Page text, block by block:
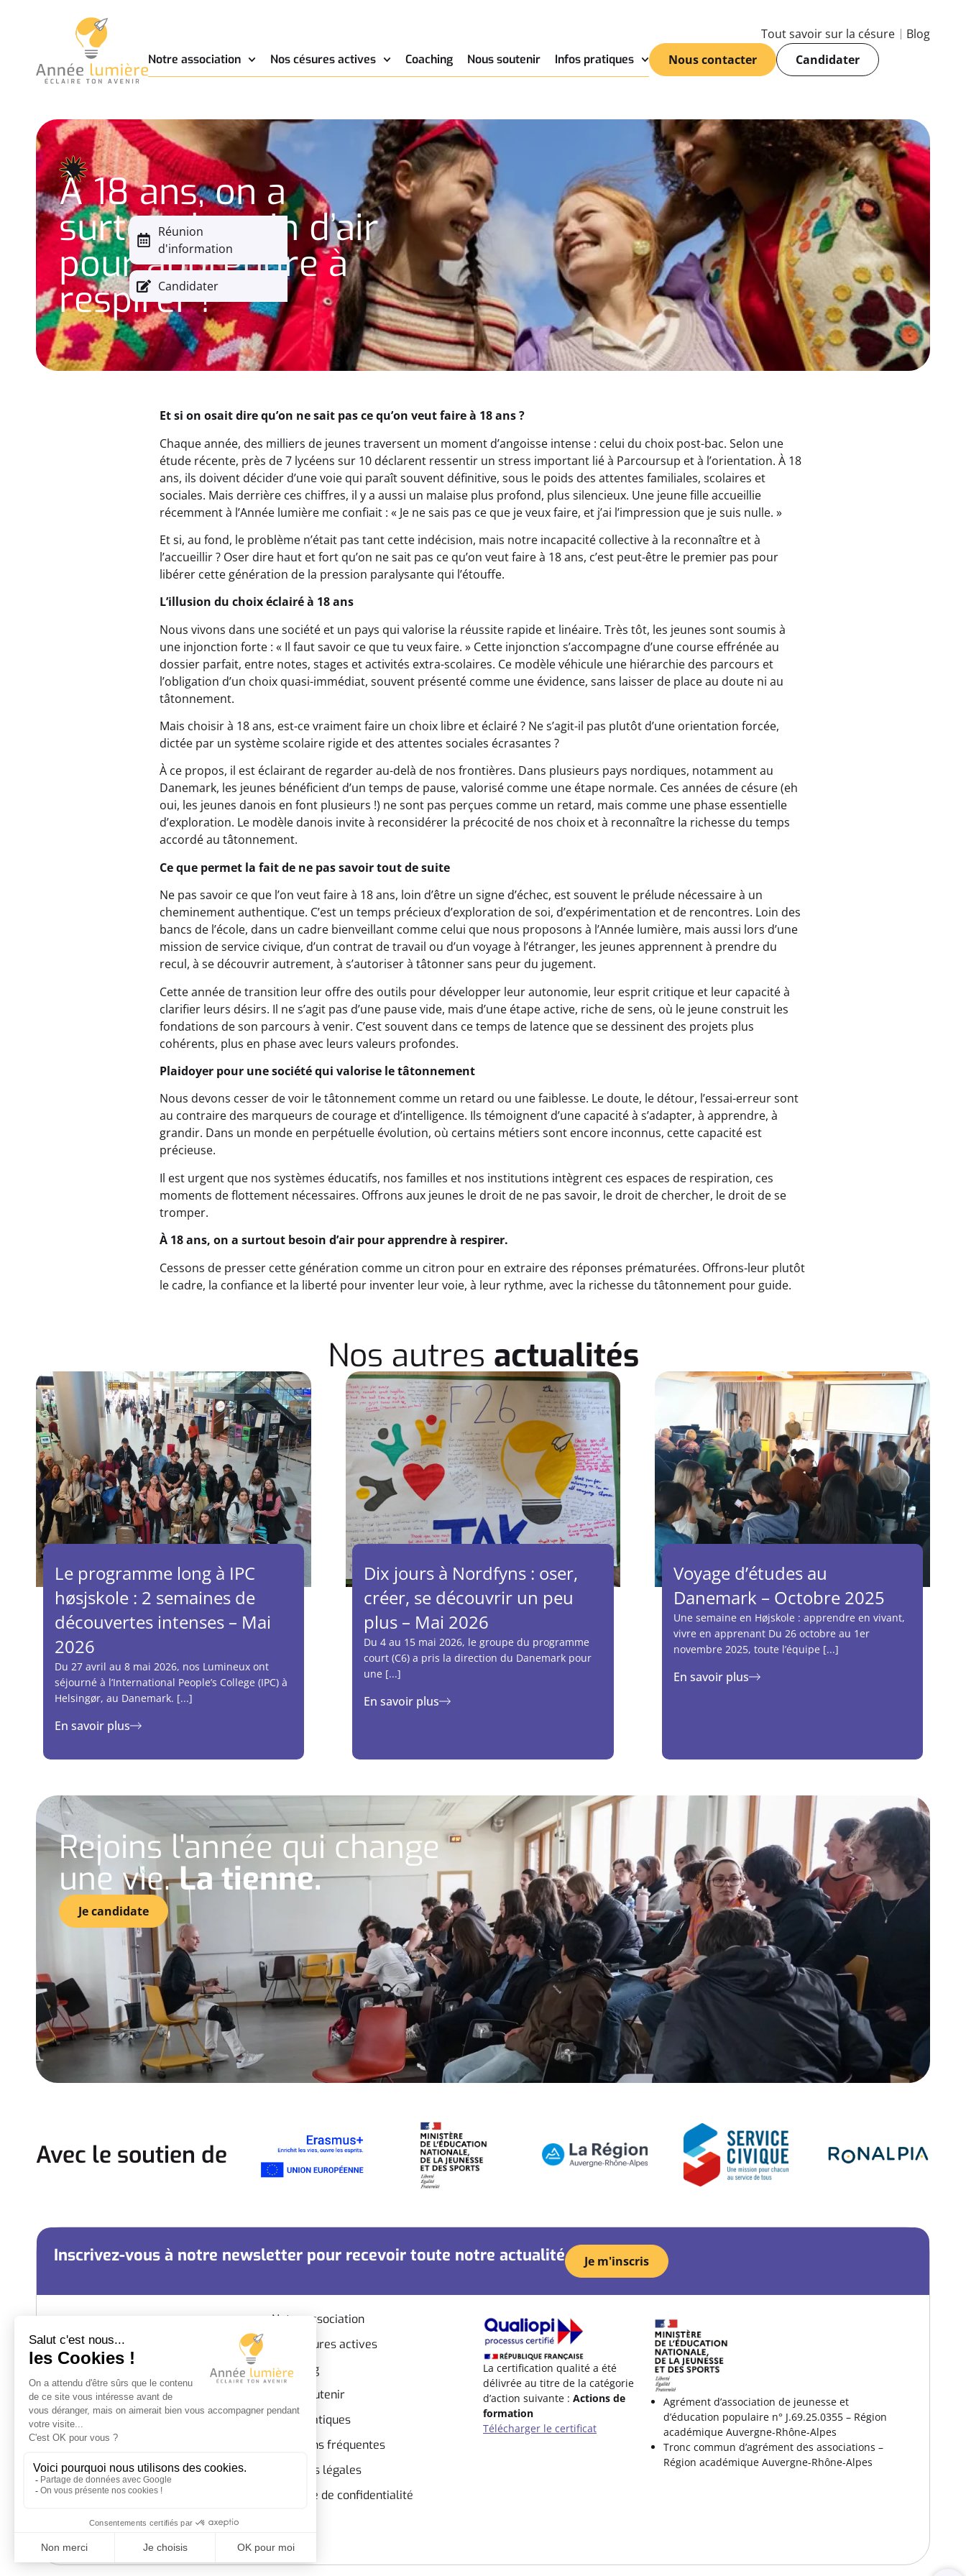
Tout savoir sur la césure Blog
Notre association Nos césures actives Coaching Nous soutenir Infos pratiques Nous contacter Candidater
Réunion
d'information
Candidater
À 18 ans, on a
surtout besoin d’air
pour apprendre à
respirer !
Et si on osait dire qu’on ne sait pas ce qu’on veut faire à 18 ans ?
Chaque année, des milliers de jeunes traversent un moment d’angoisse intense : celui du choix post-bac. Selon une
étude récente, près de 7 lycéens sur 10 déclarent ressentir un stress important lié à Parcoursup et à l’orientation. À 18
ans, ils doivent décider d’une voie qui paraît souvent définitive, sous le poids des attentes familiales, scolaires et
sociales. Mais derrière ces chiffres, il y a aussi un malaise plus profond, plus silencieux. Une jeune fille accueillie
récemment à l’Année lumière me confiait : « Je ne sais pas ce que je veux faire, et j’ai l’impression que je suis nulle. »
Et si, au fond, le problème n’était pas tant cette indécision, mais notre incapacité collective à la reconnaître et à
l’accueillir ? Oser dire haut et fort qu’on ne sait pas ce qu’on veut faire à 18 ans, c’est peut-être le premier pas pour
libérer cette génération de la pression paralysante qui l’étouffe.
L’illusion du choix éclairé à 18 ans
Nous vivons dans une société et un pays qui valorise la réussite rapide et linéaire. Très tôt, les jeunes sont soumis à
une injonction forte : « Il faut savoir ce que tu veux faire. » Cette injonction s’accompagne d’une course effrénée au
dossier parfait, entre notes, stages et activités extra-scolaires. Ce modèle véhicule une hiérarchie des parcours et
l’obligation d’un choix quasi-immédiat, souvent présenté comme une évidence, sans laisser de place au doute ni au
tâtonnement.
Mais choisir à 18 ans, est-ce vraiment faire un choix libre et éclairé ? Ne s’agit-il pas plutôt d’une orientation forcée,
dictée par un système scolaire rigide et des attentes sociales écrasantes ?
À ce propos, il est éclairant de regarder au-delà de nos frontières. Dans plusieurs pays nordiques, notamment au
Danemark, les jeunes bénéficient d’un temps de pause, valorisé comme une étape normale. Ces années de césure (eh
oui, les jeunes danois en font plusieurs !) ne sont pas perçues comme un retard, mais comme une phase essentielle
d’exploration. Le modèle danois invite à reconsidérer la précocité de nos choix et à reconnaître la richesse du temps
accordé au tâtonnement.
Ce que permet la fait de ne pas savoir tout de suite
Ne pas savoir ce que l’on veut faire à 18 ans, loin d’être un signe d’échec, est souvent le prélude nécessaire à un
cheminement authentique. C’est un temps précieux d’exploration de soi, d’expérimentation et de rencontres. Loin des
bancs de l’école, dans un cadre bienveillant comme celui que nous proposons à l’Année lumière, mais aussi lors d’une
mission de service civique, d’un contrat de travail ou d’un voyage à l’étranger, les jeunes apprennent à prendre du
recul, à se découvrir autrement, à s’autoriser à tâtonner sans peur du jugement.
Cette année de transition leur offre des outils pour développer leur autonomie, leur esprit critique et leur capacité à
clarifier leurs désirs. Il ne s’agit pas d’une pause vide, mais d’une étape active, riche de sens, où le jeune construit les
fondations de son parcours à venir. C’est souvent dans ce temps de latence que se dessinent des projets plus
cohérents, plus en phase avec leurs valeurs profondes.
Plaidoyer pour une société qui valorise le tâtonnement
Nous devons cesser de voir le tâtonnement comme un retard ou une faiblesse. Le doute, le détour, l’essai-erreur sont
au contraire des marqueurs de courage et d’intelligence. Ils témoignent d’une capacité à s’adapter, à apprendre, à
grandir. Dans un monde en perpétuelle évolution, où certains métiers sont encore inconnus, cette capacité est
précieuse.
Il est urgent que nos systèmes éducatifs, nos familles et nos institutions intègrent ces espaces de respiration, ces
moments de flottement nécessaires. Offrons aux jeunes le droit de ne pas savoir, le droit de chercher, le droit de se
tromper.
À 18 ans, on a surtout besoin d’air pour apprendre à respirer.
Cessons de presser cette génération comme un citron pour en extraire des réponses prématurées. Offrons-leur plutôt
le cadre, la confiance et la liberté pour inventer leur voie, à leur rythme, avec la richesse du tâtonnement pour guide.
Nos autres actualités
Le programme long à IPC
høsjskole : 2 semaines de
découvertes intenses – Mai
2026
Du 27 avril au 8 mai 2026, nos Lumineux ont
séjourné à l’International People’s College (IPC) à
Helsingør, au Danemark. [...]
En savoir plus
Dix jours à Nordfyns : oser,
créer, se découvrir un peu
plus – Mai 2026
Du 4 au 15 mai 2026, le groupe du programme
court (C6) a pris la direction du Danemark pour
une [...]
En savoir plus
Voyage d’études au
Danemark – Octobre 2025
Une semaine en Højskole : apprendre en vivant,
vivre en apprenant Du 26 octobre au 1er
novembre 2025, toute l’équipe [...]
En savoir plus
Rejoins l'année qui change
une vie.La tienne.
Je candidate
Avec le soutien de
Inscrivez-vous à notre newsletter pour recevoir toute notre actualité Je m'inscris
Campus SEPR – Bâtiment J – 2e étage
46 rue Professeur Rochaix, 69003
LYON
Code APE :8559B Autres
enseignements
Nous contacter
Notre association
Nos césures actives
Coaching
Nous soutenir
Infos pratiques
Questions fréquentes
Mentions légales
Politique de confidentialité
La certification qualité a été
délivrée au titre de la catégorie
d’action suivante : Actions de
formation
Télécharger le certificat
Agrément d’association de jeunesse et
d’éducation populaire n° J.69.25.0355 – Région
académique Auvergne-Rhône-Alpes
Tronc commun d’agrément des associations –
Région académique Auvergne-Rhône-Alpes